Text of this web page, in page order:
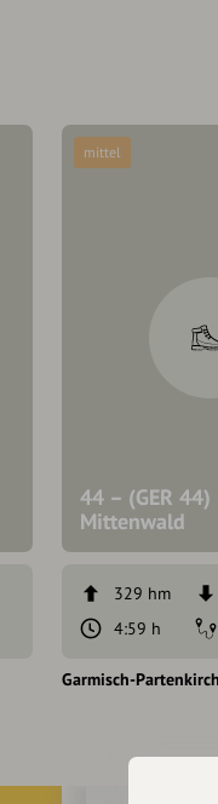
44 – (GER
Mittenwald
mittel
329 hm
4:59 h
Garmisch-